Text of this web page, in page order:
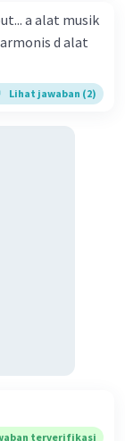
a alat musik
d alat
Lihat jawaban (2)
terverifikasi